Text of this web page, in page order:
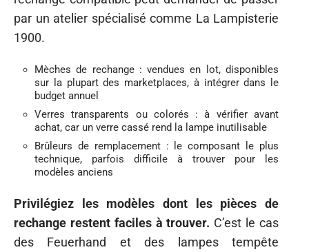
par un atelier spécialisé comme La Lampisterie
1900.
Mèches de rechange : vendues en lot, disponibles
sur la plupart des marketplaces, à intégrer dans le
budget annuel
Verres transparents ou colorés : à vérifier avant
achat, car un verre cassé rend la lampe inutilisable
Brûleurs de remplacement : le composant le plus
technique, parfois difficile à trouver pour les
modèles anciens
Privilégiez les modèles dont les pièces de
rechange restent faciles à trouver. C’est le cas
des Feuerhand et des lampes tempête